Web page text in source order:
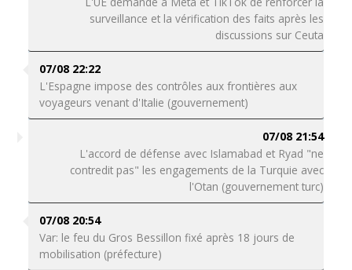
surveillance et la vérification des faits après les
discussions sur Ceuta
07/08 22:22
L'Espagne impose des contrôles aux frontières aux
voyageurs venant d'Italie (gouvernement)
07/08 21:54
L'accord de défense avec Islamabad et Ryad "ne
contredit pas" les engagements de la Turquie avec
l'Otan (gouvernement turc)
07/08 20:54
Var: le feu du Gros Bessillon fixé après 18 jours de
mobilisation (préfecture)